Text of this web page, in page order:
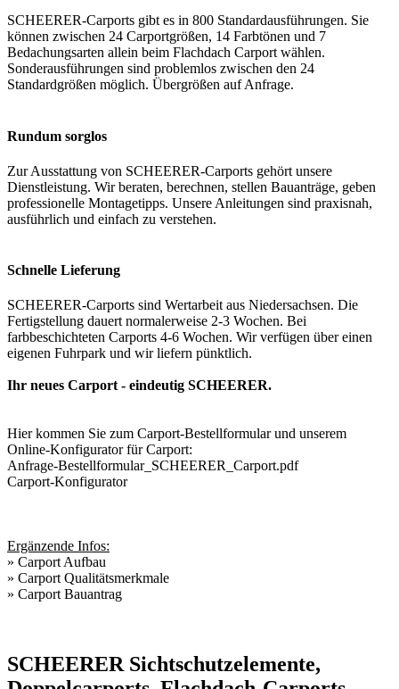
SCHEERER-Carports gibt es in 800 Standardausführungen. Sie
können zwischen 24 Carportgrößen, 14 Farbtönen und 7
Bedachungsarten allein beim Flachdach Carport wählen.
Sonderausführungen sind problemlos zwischen den 24
Standardgrößen möglich. Übergrößen auf Anfrage.
Rundum sorglos
Zur Ausstattung von SCHEERER-Carports gehört unsere
Dienstleistung. Wir beraten, berechnen, stellen Bauanträge, geben
professionelle Montagetipps. Unsere Anleitungen sind praxisnah,
ausführlich und einfach zu verstehen.
Schnelle Lieferung
SCHEERER-Carports sind Wertarbeit aus Niedersachsen. Die
Fertigstellung dauert normalerweise 2-3 Wochen. Bei
farbbeschichteten Carports 4-6 Wochen. Wir verfügen über einen
eigenen Fuhrpark und wir liefern pünktlich.
Ihr neues Carport - eindeutig SCHEERER.
Hier kommen Sie zum Carport-Bestellformular und unserem
Online-Konfigurator für Carport:
Anfrage-Bestellformular_SCHEERER_Carport.pdf
Carport-Konfigurator
Ergänzende Infos:
» Carport Aufbau
» Carport Qualitätsmerkmale
» Carport Bauantrag
SCHEERER Sichtschutzelemente,